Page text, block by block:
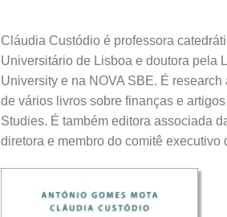
Cláudia Custódio é professora
Universitário de Lisboa e doutora pela
University e na NOVA SBE. É
de vários livros sobre finanças e
Studies. É também editora associada
diretora e membro do comitê